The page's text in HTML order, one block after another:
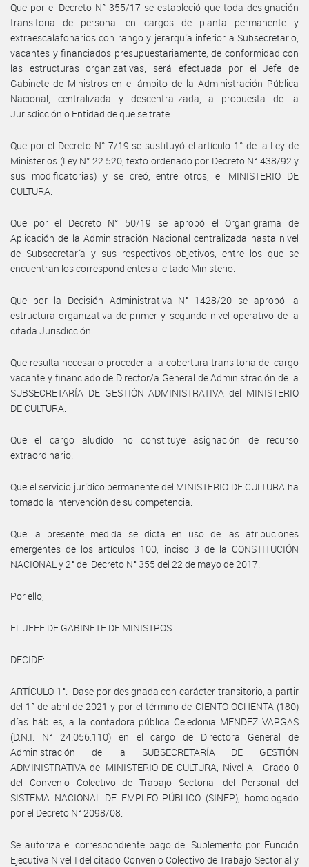
Que por el Decreto N° 355/17 se estableció que toda designación
transitoria de personal en cargos de planta permanente y
extraescalafonarios con rango y jerarquía inferior a Subsecretario,
vacantes y financiados presupuestariamente, de conformidad con
las estructuras organizativas, será efectuada por el Jefe de
Gabinete de Ministros en el ámbito de la Administración Pública
Nacional, centralizada y descentralizada, a propuesta de la
Jurisdicción o Entidad de que se trate.
Que por el Decreto N° 7/19 se sustituyó el artículo 1° de la Ley de
Ministerios (Ley N° 22.520, texto ordenado por Decreto N° 438/92 y
sus modificatorias) y se creó, entre otros, el MINISTERIO DE
CULTURA.
Que por el Decreto N° 50/19 se aprobó el Organigrama de
Aplicación de la Administración Nacional centralizada hasta nivel
de Subsecretaría y sus respectivos objetivos, entre los que se
encuentran los correspondientes al citado Ministerio.
Que por la Decisión Administrativa N° 1428/20 se aprobó la
estructura organizativa de primer y segundo nivel operativo de la
citada Jurisdicción.
Que resulta necesario proceder a la cobertura transitoria del cargo
vacante y financiado de Director/a General de Administración de la
SUBSECRETARÍA DE GESTIÓN ADMINISTRATIVA del MINISTERIO
DE CULTURA.
Que el cargo aludido no constituye asignación de recurso
extraordinario.
Que el servicio jurídico permanente del MINISTERIO DE CULTURA ha
tomado la intervención de su competencia.
Que la presente medida se dicta en uso de las atribuciones
emergentes de los artículos 100, inciso 3 de la CONSTITUCIÓN
NACIONAL y 2° del Decreto N° 355 del 22 de mayo de 2017.
Por ello,
EL JEFE DE GABINETE DE MINISTROS
DECIDE:
ARTÍCULO 1°.- Dase por designada con carácter transitorio, a partir
del 1° de abril de 2021 y por el término de CIENTO OCHENTA (180)
días hábiles, a la contadora pública Celedonia MENDEZ VARGAS
(D.N.I. N° 24.056.110) en el cargo de Directora General de
Administración de la SUBSECRETARÍA DE GESTIÓN
ADMINISTRATIVA del MINISTERIO DE CULTURA, Nivel A - Grado 0
del Convenio Colectivo de Trabajo Sectorial del Personal del
SISTEMA NACIONAL DE EMPLEO PÚBLICO (SINEP), homologado
por el Decreto N° 2098/08.
Se autoriza el correspondiente pago del Suplemento por Función
Ejecutiva Nivel I del citado Convenio Colectivo de Trabajo Sectorial y